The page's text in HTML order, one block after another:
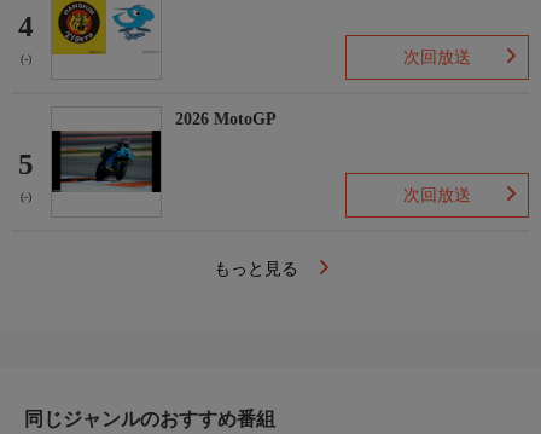
4
(-) 次回放送
5
(-)
2026 MotoGP
次回放送
もっと見る
同じジャンルのおすすめ番組